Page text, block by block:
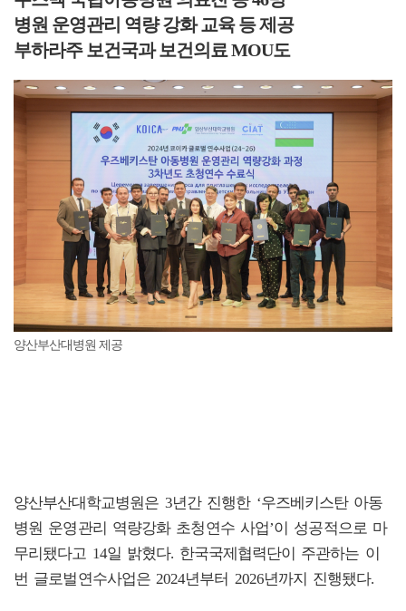
병원 운영관리 역량 강화 교육 등 제공
부하라주 보건국과 보건의료 MOU도
양산부산대병원 제공
양산부산대학교병원은 3년간 진행한 ‘우즈베키스탄 아동
병원 운영관리 역량강화 초청연수 사업’이 성공적으로 마
무리됐다고 14일 밝혔다. 한국국제협력단이 주관하는 이
번 글로벌연수사업은 2024년부터 2026년까지 진행됐다.